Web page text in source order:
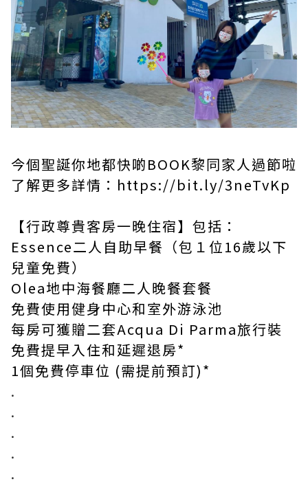
今個聖誕你地都快啲BOOK黎同家人過節啦
了解更多詳情： https://bit.ly/3neTvKp
【行政尊貴客房一晚住宿】包括：
Essence二人自助早餐（包１位16歲以下
兒童免費）
Olea地中海餐廳二人晚餐套餐
免費使用健身中心和室外游泳池
每房可獲贈二套Acqua Di Parma旅行裝
免費提早入住和延遲退房*
1個免費停車位 (需提前預訂)*
.
.
.
.
.